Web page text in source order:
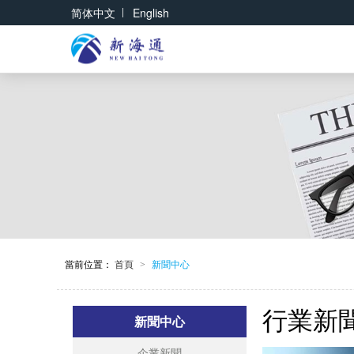
简体中文 | English
當前位置： 首頁 > 新聞中心
新聞中心 行業新